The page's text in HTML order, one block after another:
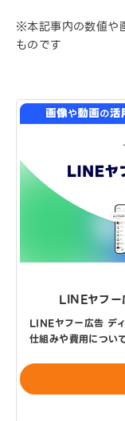
※本記事内の数値や
ものです
LINEヤフー
LINEヤフー広告 デ
仕組みや費用につい